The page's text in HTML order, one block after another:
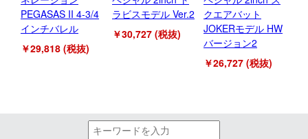
PEGASAS II 4-3/4
インチバレル
￥29,818 (税抜)
ラビスモデル Ver.2
￥30,727 (税抜)
クエアバット
JOKERモデル HW
バージョン2
￥26,727 (税抜)